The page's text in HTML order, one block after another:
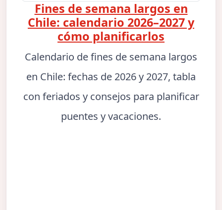
Fines de semana largos en
Chile: calendario 2026–2027 y
cómo planificarlos
Calendario de fines de semana largos
en Chile: fechas de 2026 y 2027, tabla
con feriados y consejos para planificar
puentes y vacaciones.